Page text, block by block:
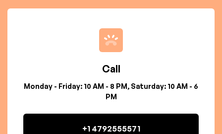
Call
Monday - Friday: 10 AM - 8 PM, Saturday: 10 AM - 6
PM
+1 4792555571